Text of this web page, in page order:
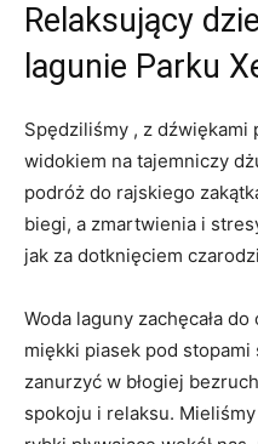
Relaksujący
lagunie Parku
Spędziliśmy‍ , z dźwiękami⁤
widokiem na tajemniczy
podróż do rajskiego
biegi,‌ a ⁣zmartwienia i⁤
jak za dotknięciem‌
Woda⁤ laguny⁢ zachęcała
miękki piasek pod⁣ stopami
zanurzyć⁣ w⁢ błogiej
spokoju ​i relaksu.